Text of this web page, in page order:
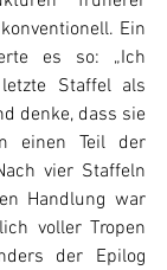
Ein
es so: „Ich
Staffel als
denke, dass sie
einen Teil der
vier Staffeln
Handlung war
voller Tropen
der Epilog